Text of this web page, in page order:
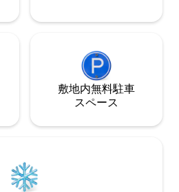
敷地内無料駐⁠車
ス⁠ペ⁠ー⁠ス